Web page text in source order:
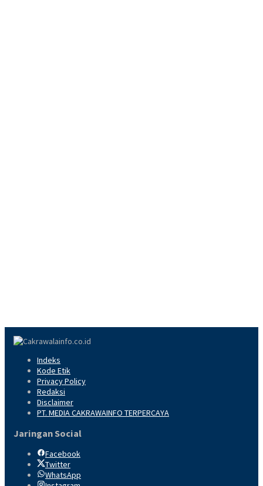
Indeks
Kode Etik
Privacy Policy
Redaksi
Disclaimer
PT. MEDIA CAKRAWAINFO TERPERCAYA
Jaringan Social
Facebook
Twitter
WhatsApp